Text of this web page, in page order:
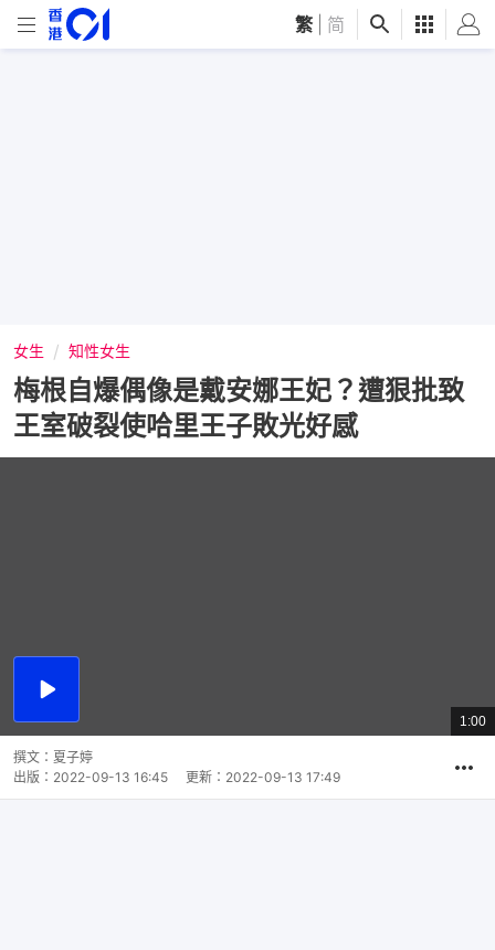
繁 简
女生 知性女生
梅根自爆偶像是戴安娜王妃？遭狠批致
王室破裂使哈里王子敗光好感
播
總
共
1:00
撰文： 夏子婷
出版： 2022-09-13 16:45 更新： 2022-09-13 17:49